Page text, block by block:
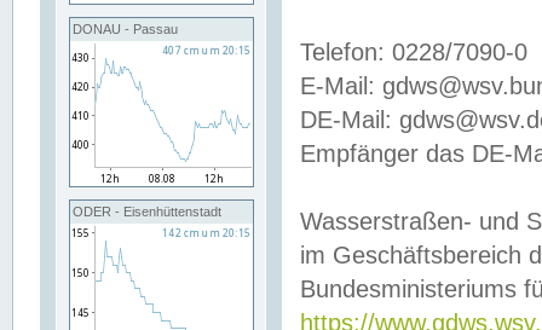
DONAU - Passau
ODER - Eisenhüttenstadt
Telefon: 0228/7090-0
E-Mail:
DE-Mail:
Empfänger das DE-
Wasserstraßen- und
im Geschäftsbereich
Bundesministeriums
https://